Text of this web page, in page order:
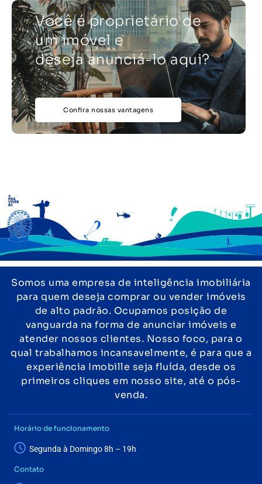
Você é proprietário de
um imóvel e
deseja anunciá-lo aqui?
Confira nossas vantagens
Somos uma empresa de inteligência imobiliária
para quem deseja comprar ou vender imóveis
de alto padrão. Ocupamos posição de
vanguarda na forma de anunciar imóveis e
atender nossos clientes. Nosso foco, para o
qual trabalhamos incansavelmente, é para que a
experiência Imobille seja fluída, desde os
primeiros cliques em nosso site, até o pós-
venda.
Horário de funcionamento
Segunda à Domingo 8h – 19h
Contato